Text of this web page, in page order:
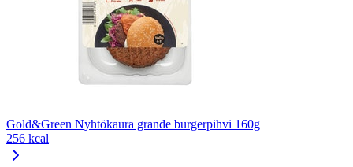
Gold&Green Nyhtökaura grande burgerpihvi 160g
256 kcal